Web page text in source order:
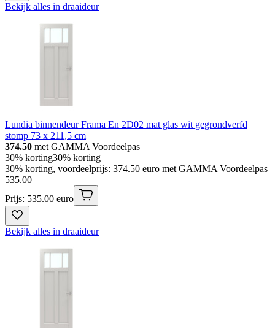
Bekijk alles in draaideur
Lundia binnendeur Frama En 2D02 mat glas wit gegrondverfd
stomp 73 x 211,5 cm
374.50 met GAMMA Voordeelpas
30% korting30% korting
30% korting, voordeelprijs: 374.50 euro met GAMMA Voordeelpas
535.00
Prijs: 535.00 euro
Bekijk alles in draaideur